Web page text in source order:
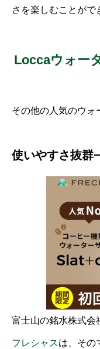
さを楽しむことがで
Loccaウォー
その他の人気のウォ
使いやすさ抜群
富士山の銘水株式会
フレシャスは、その